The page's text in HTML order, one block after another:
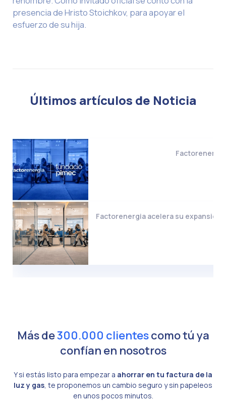
presencia de Hristo Stoichkov, para apoyar el
esfuerzo de su hija.
Últimos artículos de Noticia
Factorenergia acelera su
Más de300.000 clientescomo tú ya
confían en nosotros
Y si estás listo para empezar a ahorrar en tu factura de la
luz y gas , te proponemos un cambio seguro y sin papeleos
en unos pocos minutos.